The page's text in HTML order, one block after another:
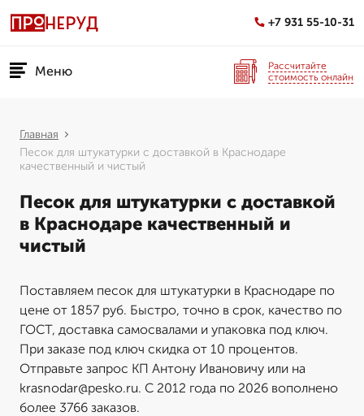
+7 931 55-10-31
Меню
Рассчитайте
стоимость онлайн
Главная
Песок для штукатурки с доставкой в Краснодаре
качественный и чистый
Песок для штукатурки с доставкой
в Краснодаре качественный и
чистый
Поставляем песок для штукатурки в Краснодаре по
цене от 1857 руб. Быстро, точно в срок, качество по
ГОСТ, доставка самосвалами и упаковка под ключ.
При заказе под ключ скидка от 10 процентов.
Отправьте запрос КП Антону Ивановичу или на
krasnodar@pesko.ru. С 2012 года по 2026 вополнено
более 3766 заказов.